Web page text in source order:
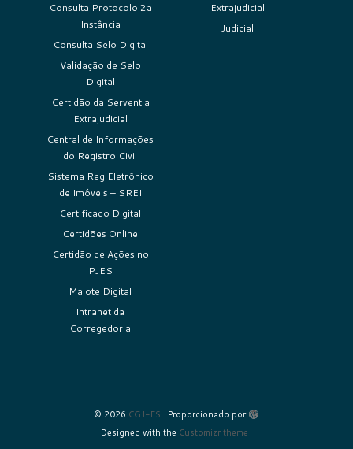
Consulta Protocolo 2a
Instância
Consulta Selo Digital
Validação de Selo
Digital
Certidão da Serventia
Extrajudicial
Central de Informações
do Registro Civil
Sistema Reg Eletrônico
de Imóveis – SREI
Certificado Digital
Certidões Online
Certidão de Ações no
PJES
Malote Digital
Intranet da
Corregedoria
Extrajudicial
Judicial
· © 2026 CGJ-ES · Proporcionado por
·
Designed with the Customizr theme ·